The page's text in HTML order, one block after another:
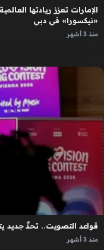
الإمارات تعزز ريادتها
«نيكسورا» في دبي
منذ 3 أشهر
قواعد التصويت.. تحدٍّ جديد
منذ 3 أشهر